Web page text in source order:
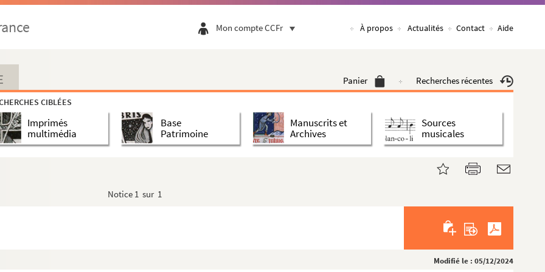
Mon compte CCFr À propos Actualités Contact Aide
Panier Recherches récentes
CIBLÉES
Imprimés
multimédia
Base
Patrimoine
Manuscrits et
Archives
Sources
musicales
Notice 1 sur 1
Modifié le : 05/12/2024